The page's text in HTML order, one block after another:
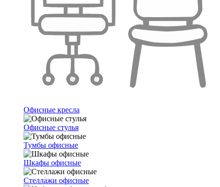
Офисные кресла
Офисные стулья
Тумбы офисные
Шкафы офисные
Стеллажи офисные